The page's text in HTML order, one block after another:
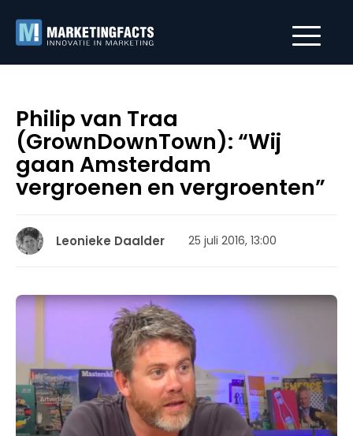
Philip van Traa
(GrownDownTown): “Wij
gaan Amsterdam
vergroenen en vergroenten”
Leonieke Daalder 25 juli 2016, 13:00